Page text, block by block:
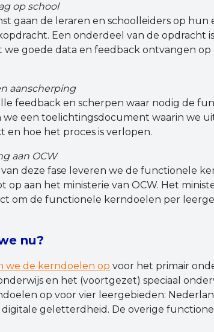
op school
gaan de leraren en schoolleiders op hun
Een onderdeel van de opdracht
we goede data en feedback ontvangen
aanscherping
feedback en scherpen waar nodig de
we een toelichtingsdocument waarin we
en hoe het proces is verlopen.
aan OCW
deze fase leveren we de functionele
op aan het ministerie van OCW. Het
om de functionele kerndoelen per
nu?
we de kerndoelen op voor het primair
en het (voortgezet) speciaal
op voor vier leergebieden:
geletterdheid. De overige